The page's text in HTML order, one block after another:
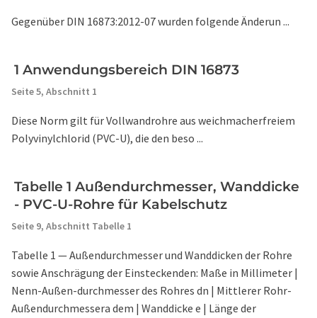
Gegenüber DIN 16873:2012-07 wurden folgende Änderun ...
1 Anwendungsbereich DIN 16873
Seite 5, Abschnitt 1
Diese Norm gilt für Vollwandrohre aus weichmacherfreiem
Polyvinylchlorid (PVC-U), die den beso ...
Tabelle 1 Außendurchmesser, Wanddicke
- PVC-U-Rohre für Kabelschutz
Seite 9, Abschnitt Tabelle 1
Tabelle 1 — Außendurchmesser und Wanddicken der Rohre
sowie Anschrägung der Einsteckenden: Maße in Millimeter |
Nenn-Außen-durchmesser des Rohres dn | Mittlerer Rohr-
Außendurchmessera dem | Wanddicke e | Länge der